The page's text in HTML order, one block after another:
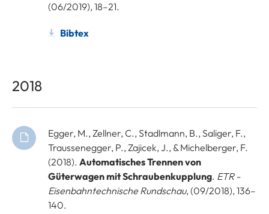
(06/2019), 18–21.
Bibtex
2018
Egger, M., Zellner, C., Stadlmann, B., Saliger, F.,
Traussenegger, P., Zajicek, J., & Michelberger, F.
(2018). Automatisches Trennen von
Güterwagen mit Schraubenkupplung. ETR -
Eisenbahntechnische Rundschau, (09/2018), 136–
140.